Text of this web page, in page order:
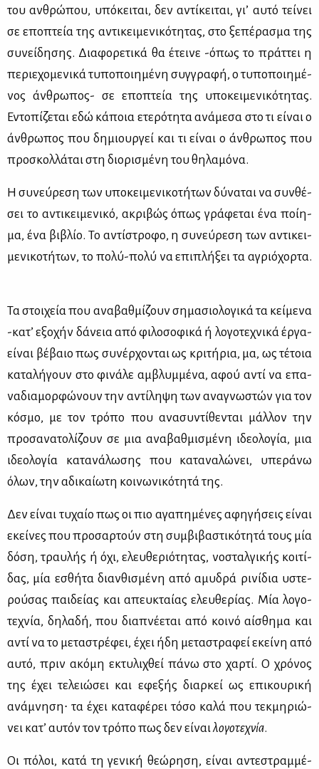
του αν­θρώ­που, υπό­κει­ται, δεν αντί­κει­ται, γι’ αυ­τό τεί­νει
σε επο­πτεία της αντι­κει­με­νι­κό­τη­τας, στο ξε­πέ­ρα­σμα της
συ­νεί­δη­σης. Δια­φο­ρε­τι­κά θα έτει­νε -όπως το πράτ­τει η
πε­ριε­χο­με­νι­κά τυ­πο­ποι­η­μέ­νη συγ­γρα­φή, ο τυ­πο­ποι­η­μέ­
νος άν­θρω­πος- σε επο­πτεία της υπο­κει­με­νι­κό­τη­τας.
Εντο­πί­ζε­ται εδώ κά­ποια ετε­ρό­τη­τα ανά­με­σα στο τι εί­ναι ο
άν­θρω­πος που δη­μιουρ­γεί και τι εί­ναι ο άν­θρω­πος που
προ­σκολ­λά­ται στη διο­ρι­σμέ­νη του θη­λα­μό­να.
Η συ­νεύ­ρε­ση των υπο­κει­με­νι­κο­τή­των δύ­να­ται να συν­θέ­
σει το αντι­κει­με­νι­κό, ακρι­βώς όπως γρά­φε­ται ένα ποί­η­
μα, ένα βι­βλίο. Το αντί­στρο­φο, η συ­νεύ­ρε­ση των αντι­κει­
με­νι­κο­τή­των, το πο­λύ-πο­λύ να επι­πλή­ξει τα αγριό­χορ­τα.
Τα στοι­χεία που ανα­βαθ­μί­ζουν ση­μα­σιο­λο­γι­κά τα κεί­με­να
-κα­τ’ εξο­χήν δά­νεια από φι­λο­σο­φι­κά ή λο­γο­τε­χνι­κά έρ­γα-
εί­ναι βέ­βαιο πως συ­νέρ­χο­νται ως κρι­τή­ρια, μα, ως τέ­τοια
κα­τα­λή­γουν στο φι­νά­λε αμ­βλυμ­μέ­να, αφού αντί να επα­
να­δια­μορ­φώ­νουν την αντί­λη­ψη των ανα­γνω­στών για τον
κό­σμο, με τον τρό­πο που ανα­συ­ντί­θε­νται μάλ­λον την
προ­σα­να­το­λί­ζουν σε μια ανα­βαθ­μι­σμέ­νη ιδε­ο­λο­γία, μια
ιδε­ο­λο­γία κα­τα­νά­λω­σης που κα­τα­να­λώ­νει, υπε­ρά­νω
όλων, την αδι­καί­ω­τη κοι­νω­νι­κό­τη­τά της.
Δεν εί­ναι τυ­χαίο πως οι πιο αγα­πη­μέ­νες αφη­γή­σεις εί­ναι
εκεί­νες που προ­σαρ­τούν στη συμ­βι­βα­στι­κό­τη­τά τους μία
δό­ση, τραυ­λής ή όχι, ελευ­θε­ριό­τη­τας, νο­σταλ­γι­κής κοι­τί­
δας, μία εσθή­τα διαν­θι­σμέ­νη από αμυ­δρά ρι­νί­δια υστε­
ρού­σας παι­δεί­ας και απευ­κταί­ας ελευ­θε­ρί­ας. Μία λο­γο­
τε­χνία, δη­λα­δή, που δια­πνέ­ε­ται από κοι­νό αί­σθη­μα και
αντί να το με­τα­στρέ­φει, έχει ήδη με­τα­στρα­φεί εκεί­νη από
αυ­τό, πριν ακό­μη εκτυ­λι­χθεί πά­νω στο χαρ­τί. Ο χρό­νος
της έχει τε­λειώ­σει και εφε­ξής διαρ­κεί ως επι­κου­ρι­κή
ανά­μνη­ση∙ τα έχει κα­τα­φέ­ρει τό­σο κα­λά που τεκ­μη­ριώ­
νει κα­τ’ αυ­τόν τον τρό­πο πως δεν εί­ναιλο­γο­τε­χνία.
Οι πό­λοι, κα­τά τη γε­νι­κή θε­ώ­ρη­ση, εί­ναι αντε­στραμ­μέ­